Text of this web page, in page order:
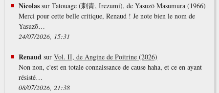
Nicolassur Tatouage (刺青, Irezumi), de Yasuzō Masumura (1966)
Merci pour cette belle critique, Renaud ! Je note bien le nom de
Yasuzō…
24/07/2026, 15:31
Renaudsur Vol. II, de Angine de Poitrine (2026)
Non non, c'est en totale connaissance de cause haha, et ce en ayant
résisté…
08/07/2026, 21:38